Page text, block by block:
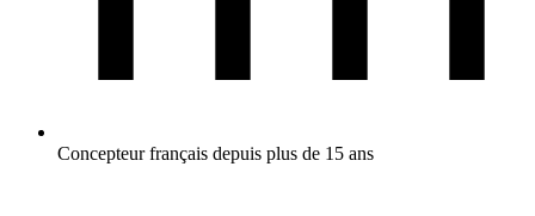
Concepteur français depuis plus de 15 ans